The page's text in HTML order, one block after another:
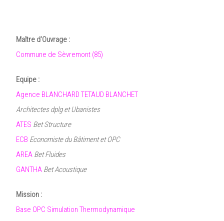
Maître d’Ouvrage :
Commune de Sèvremont (85)
Equipe :
Agence BLANCHARD TETAUD BLANCHET
Architectes dplg et Ubanistes
ATES Bet Structure
ECB Economiste du Bâtiment et OPC
AREA Bet Fluides
GANTHA Bet Acoustique
Mission :
Base OPC Simulation Thermodynamique